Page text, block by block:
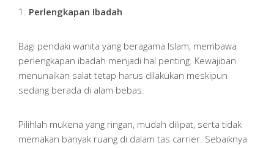
1. Perlengkapan Ibadah
Bagi pendaki wanita yang beragama Islam, membawa
perlengkapan ibadah menjadi hal penting. Kewajiban
menunaikan salat tetap harus dilakukan meskipun
sedang berada di alam bebas.
Pilihlah mukena yang ringan, mudah dilipat, serta tidak
memakan banyak ruang di dalam tas carrier. Sebaiknya